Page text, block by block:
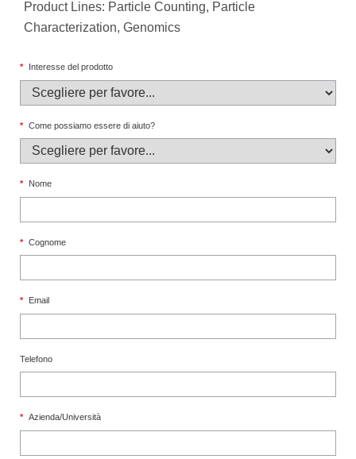
Product Lines: Particle Counting, Particle
Characterization, Genomics
* Interesse del prodotto
* Come possiamo essere di aiuto?
* Nome
* Cognome
* Email
Telefono
* Azienda/Università